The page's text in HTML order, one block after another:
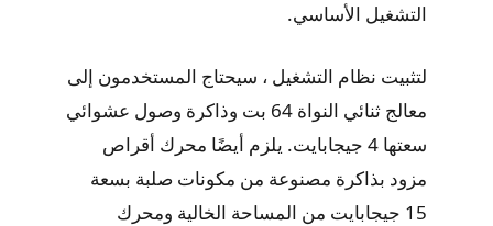
التشغيل الأساسي.
لتثبيت نظام التشغيل ، سيحتاج المستخدمون إلى
معالج ثنائي النواة 64 بت وذاكرة وصول عشوائي
سعتها 4 جيجابايت. يلزم أيضًا محرك أقراص
مزود بذاكرة مصنوعة من مكونات صلبة بسعة
15 جيجابايت من المساحة الخالية ومحرك